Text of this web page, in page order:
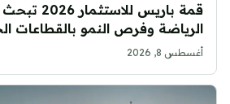
قمة باريس
الرياضة وفرص النمو بالقطاعات
أغسطس 8, 2026